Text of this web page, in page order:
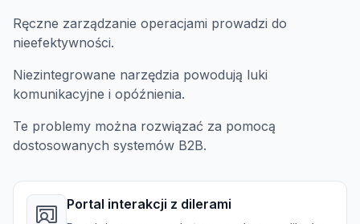
Ręczne zarządzanie operacjami prowadzi do
nieefektywności.
Niezintegrowane narzędzia powodują luki
komunikacyjne i opóźnienia.
Te problemy można rozwiązać za pomocą
dostosowanych systemów B2B.
Portal interakcji z dilerami